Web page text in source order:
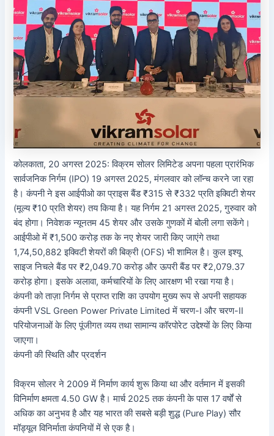
कोलकाता, 20 अगस्त 2025: विक्रम सोलर लिमिटेड अपना पहला प्रारंभिक
सार्वजनिक निर्गम (IPO) 19 अगस्त 2025, मंगलवार को लॉन्च करने जा रहा
है। कंपनी ने इस आईपीओ का प्राइस बैंड ₹315 से ₹332 प्रति इक्विटी शेयर
(मूल्य ₹10 प्रति शेयर) तय किया है। यह निर्गम 21 अगस्त 2025, गुरुवार को
बंद होगा। निवेशक न्यूनतम 45 शेयर और उसके गुणकों में बोली लगा सकेंगे।
आईपीओ में ₹1,500 करोड़ तक के नए शेयर जारी किए जाएंगे तथा
1,74,50,882 इक्विटी शेयरों की बिक्री (OFS) भी शामिल है। कुल इश्यू
साइज निचले बैंड पर ₹2,049.70 करोड़ और ऊपरी बैंड पर ₹2,079.37
करोड़ होगा। इसके अलावा, कर्मचारियों के लिए आरक्षण भी रखा गया है।
कंपनी को ताज़ा निर्गम से प्राप्त राशि का उपयोग मुख्य रूप से अपनी सहायक
कंपनी VSL Green Power Private Limited में चरण-I और चरण-II
परियोजनाओं के लिए पूंजीगत व्यय तथा सामान्य कॉरपोरेट उद्देश्यों के लिए किया
जाएगा।
कंपनी की स्थिति और प्रदर्शन
विक्रम सोलर ने 2009 में निर्माण कार्य शुरू किया था और वर्तमान में इसकी
विनिर्माण क्षमता 4.50 GW है। मार्च 2025 तक कंपनी के पास 17 वर्षों से
अधिक का अनुभव है और यह भारत की सबसे बड़ी शुद्ध (Pure Play) सौर
मॉड्यूल विनिर्माता कंपनियों में से एक है।